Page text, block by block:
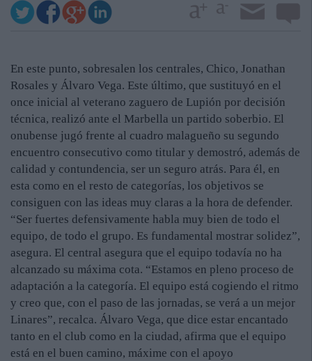
En este punto, sobresalen los centrales, Chico, Jonathan
Rosales y Álvaro Vega. Este último, que sustituyó en el
once inicial al veterano zaguero de Lupión por decisión
técnica, realizó ante el Marbella un partido soberbio. El
onubense jugó frente al cuadro malagueño su segundo
encuentro consecutivo como titular y demostró, además de
calidad y contundencia, ser un seguro atrás. Para él, en
esta como en el resto de categorías, los objetivos se
consiguen con las ideas muy claras a la hora de defender.
“Ser fuertes defensivamente habla muy bien de todo el
equipo, de todo el grupo. Es fundamental mostrar solidez”,
asegura. El central asegura que el equipo todavía no ha
alcanzado su máxima cota. “Estamos en pleno proceso de
adaptación a la categoría. El equipo está cogiendo el ritmo
y creo que, con el paso de las jornadas, se verá a un mejor
Linares”, recalca. Álvaro Vega, que dice estar encantado
tanto en el club como en la ciudad, afirma que el equipo
está en el buen camino, máxime con el apoyo